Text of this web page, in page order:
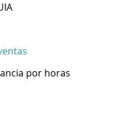
por horas